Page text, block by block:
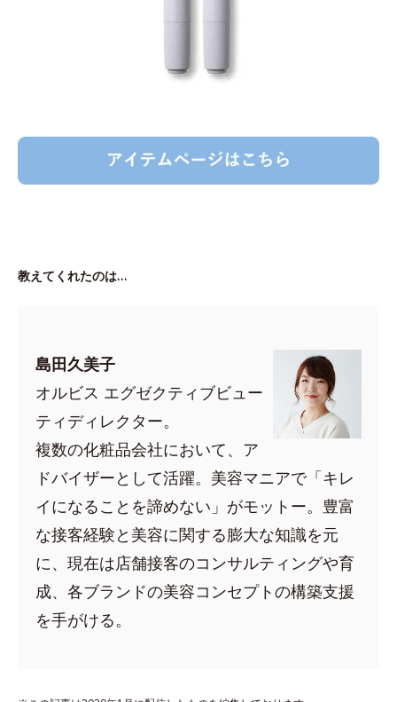
教えてくれたのは…
島田久美子
オルビス エグゼクティブビュー
ティディレクター。
複数の化粧品会社において、ア
ドバイザーとして活躍。美容マニアで「キレ
イになることを諦めない」がモットー。豊富
な接客経験と美容に関する膨大な知識を元
に、現在は店舗接客のコンサルティングや育
成、各ブランドの美容コンセプトの構築支援
を手がける。